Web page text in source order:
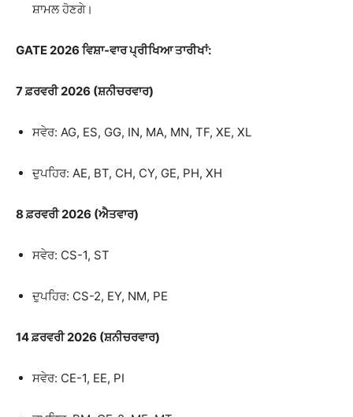
ਸ਼ਾਮਲ ਹੋਣਗੇ।
GATE 2026 ਵਿਸ਼ਾ-ਵਾਰ ਪ੍ਰੀਖਿਆ ਤਾਰੀਖਾਂ:
7 ਫ਼ਰਵਰੀ 2026 (ਸ਼ਨੀਚਰਵਾਰ)
ਸਵੇਰ: AG, ES, GG, IN, MA, MN, TF, XE, XL
ਦੁਪਹਿਰ: AE, BT, CH, CY, GE, PH, XH
8 ਫ਼ਰਵਰੀ 2026 (ਐਤਵਾਰ)
ਸਵੇਰ: CS-1, ST
ਦੁਪਹਿਰ: CS-2, EY, NM, PE
14 ਫ਼ਰਵਰੀ 2026 (ਸ਼ਨੀਚਰਵਾਰ)
ਸਵੇਰ: CE-1, EE, PI